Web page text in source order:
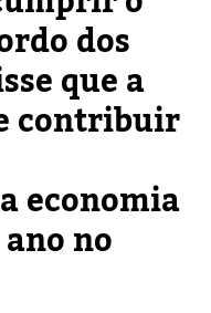
dos
que a
contribuir
economia
no